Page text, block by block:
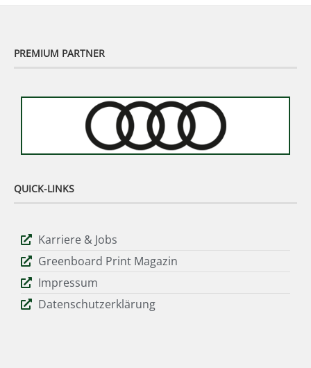
PREMIUM PARTNER
QUICK-LINKS
Karriere & Jobs
Greenboard Print Magazin
Impressum
Datenschutzerklärung